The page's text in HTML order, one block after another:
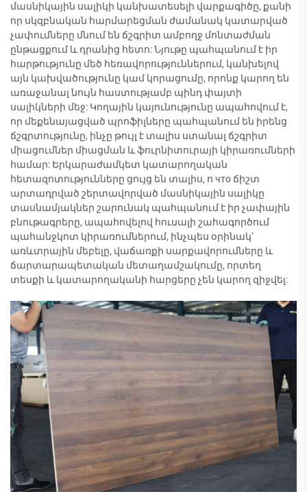
մասնիկային սալիկի կանխատեսելի վարքագիծը, քանի
որ սկզբնական հարմարեցման ժամանակ կատարված
չափումները մնում են ճշգրիտ ամբողջ մոնտաժման
ընթացքում և դրանից հետո: Նյութը պահպանում է իր
հարթությունը մեծ հեռավորություններում, կանխելով
այն կախվածությունը կամ կորացումը, որոնք կարող են
առաջանալ նույն հաստությամբ պինդ փայտի
սալիկների մեջ: Կողային կայունությունը ապահովում է,
որ մեքենայացված պրոֆիլները պահպանում են իրենց
ճշգրտությունը, ինչը թույլ է տալիս ստանալ ճշգրիտ
միացումներ միացման և ֆուրնիտուրայի կիրառումների
համար: Երկարաժամկետ կատարողական
հետազոտությունները ցույց են տալիս, ո что ճիշտ
արտադրված շերտավորված մասնիկային սալիկը
տասնամյակներ շարունակ պահպանում է իր չափային
բնութագրերը, ապահովելով հուսալի շահագործում
պահանջկոտ կիրառումներում, ինչպես օրինակ՝
առևտրային մեբելը, վաճառքի սարքավորումները և
ճարտարապետական մետաղամշակումը, որտեղ
տեսքի և կատարողականի հարցերը չեն կարող զիջվել: